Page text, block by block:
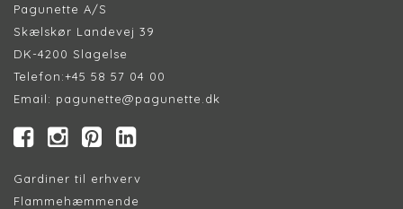
Pagunette A/S
Skælskør Landevej 39
DK-4200 Slagelse
Telefon:+45 58 57 04 00
Email: pagunette@pagunette.dk
Gardiner til erhverv
Flammehæmmende